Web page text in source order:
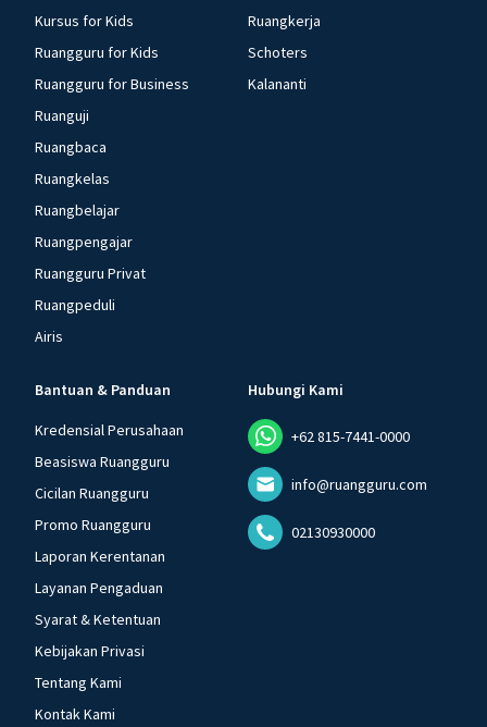
Kursus for Kids
Ruangguru for Kids
Ruangguru for Business
Ruanguji
Ruangbaca
Ruangkelas
Ruangbelajar
Ruangpengajar
Ruangguru Privat
Ruangpeduli
Airis
Ruangkerja
Schoters
Kalananti
Bantuan & Panduan
Kredensial Perusahaan
Beasiswa Ruangguru
Cicilan Ruangguru
Promo Ruangguru
Laporan Kerentanan
Layanan Pengaduan
Syarat & Ketentuan
Kebijakan Privasi
Tentang Kami
Kontak Kami
Hubungi Kami
+62 815-7441-0000
info@ruangguru.com
02130930000